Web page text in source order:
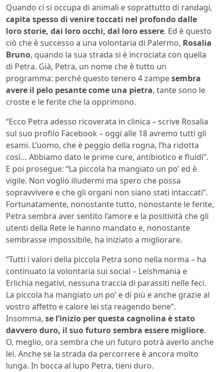
Quando ci si occupa di animali e soprattutto di randagi,
capita spesso di venire toccati nel profondo dalle
loro storie, dai loro occhi, dal loro essere. Ed è questo
ciò che è successo a una volontaria di Palermo, Rosalia
Bruno, quando la sua strada si è incrociata con quella
di Petra. Già, Petra, un nome che è tutto un
programma: perché questo tenero 4 zampesembra
avere il pelo pesante come una pietra, tante sono le
croste e le ferite che la opprimono.
“Ecco Petra adesso ricoverata in clinica – scrive Rosalia
sul suo profilo Facebook – oggi alle 18 avremo tutti gli
esami. L’uomo, che è peggio della rogna, l’ha ridotta
così… Abbiamo dato le prime cure, antibiotico e fluidi”.
E poi prosegue: “La piccola ha mangiato un po’ ed è
vigile. Non voglio illudermi ma spero che possa
sopravvivere e che gli organi non siano stati intaccati”.
Fortunatamente, nonostante tutto, nonostante le ferite,
Petra sembra aver sentito l’amore e la positività che gli
utenti della Rete le hanno mandato e, nonostante
sembrasse impossibile, ha iniziato a migliorare.
“Tutti i valori della piccola Petra sono nella norma – ha
continuato la volontaria sui social – Leishmania e
Erlichia negativi, nessuna traccia di parassiti nelle feci.
La piccola ha mangiato un po’ e di più e anche grazie al
vostro affetto e calore lei sta reagendo bene”.
Insomma, se l’inizio per questa cagnolina è stato
davvero duro, il suo futuro sembra essere migliore.
O, meglio, ora sembra che un futuro potrà averlo anche
lei. Anche se la strada da percorrere è ancora molto
lunga. In bocca al lupo Petra, tieni duro.